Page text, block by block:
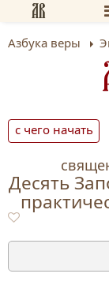
Азбука веры
с чего начать
Десять